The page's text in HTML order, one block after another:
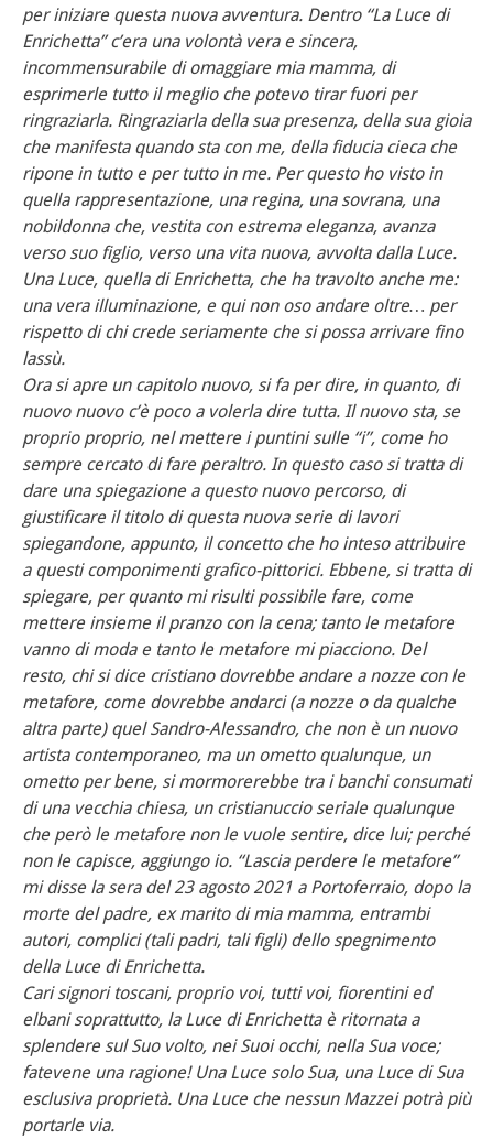
per iniziare questa nuova avventura. Dentro “La Luce di
Enrichetta” c’era una volontà vera e sincera,
incommensurabile di omaggiare mia mamma, di
esprimerle tutto il meglio che potevo tirar fuori per
ringraziarla. Ringraziarla della sua presenza, della sua gioia
che manifesta quando sta con me, della fiducia cieca che
ripone in tutto e per tutto in me. Per questo ho visto in
quella rappresentazione, una regina, una sovrana, una
nobildonna che, vestita con estrema eleganza, avanza
verso suo figlio, verso una vita nuova, avvolta dalla Luce.
Una Luce, quella di Enrichetta, che ha travolto anche me:
una vera illuminazione, e qui non oso andare oltre… per
rispetto di chi crede seriamente che si possa arrivare fino
lassù.
Ora si apre un capitolo nuovo, si fa per dire, in quanto, di
nuovo nuovo c’è poco a volerla dire tutta. Il nuovo sta, se
proprio proprio, nel mettere i puntini sulle “i”, come ho
sempre cercato di fare peraltro. In questo caso si tratta di
dare una spiegazione a questo nuovo percorso, di
giustificare il titolo di questa nuova serie di lavori
spiegandone, appunto, il concetto che ho inteso attribuire
a questi componimenti grafico-pittorici. Ebbene, si tratta di
spiegare, per quanto mi risulti possibile fare, come
mettere insieme il pranzo con la cena; tanto le metafore
vanno di moda e tanto le metafore mi piacciono. Del
resto, chi si dice cristiano dovrebbe andare a nozze con le
metafore, come dovrebbe andarci (a nozze o da qualche
altra parte) quel Sandro-Alessandro, che non è un nuovo
artista contemporaneo, ma un ometto qualunque, un
ometto per bene, si mormorerebbe tra i banchi consumati
di una vecchia chiesa, un cristianuccio seriale qualunque
che però le metafore non le vuole sentire, dice lui; perché
non le capisce, aggiungo io. “Lascia perdere le metafore”
mi disse la sera del 23 agosto 2021 a Portoferraio, dopo la
morte del padre, ex marito di mia mamma, entrambi
autori, complici (tali padri, tali figli) dello spegnimento
della Luce di Enrichetta.
Cari signori toscani, proprio voi, tutti voi, fiorentini ed
elbani soprattutto, la Luce di Enrichetta è ritornata a
splendere sul Suo volto, nei Suoi occhi, nella Sua voce;
fatevene una ragione! Una Luce solo Sua, una Luce di Sua
esclusiva proprietà. Una Luce che nessun Mazzei potrà più
portarle via.